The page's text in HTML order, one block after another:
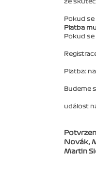
ze
Pokud
Platba
Pokud
Platba:
Budeme
událost
Novák,
Martin